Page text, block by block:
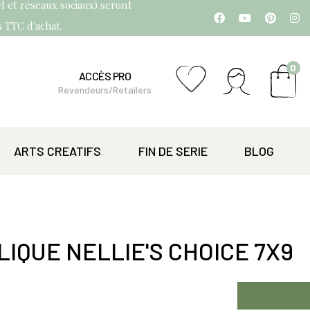
et réseaux sociaux) seront
d'achat.
ACCÈS PRO
Revendeurs/Retailers
0
ARTS CREATIFS FIN DE SERIE BLOG
NELLIE'S CHOICE 7X9